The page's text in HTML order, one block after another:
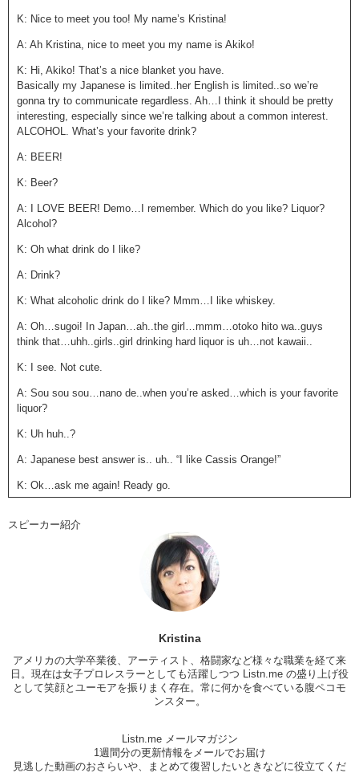
K: Nice to meet you too! My name’s Kristina!
A: Ah Kristina, nice to meet you my name is Akiko!
K: Hi, Akiko! That’s a nice blanket you have.
Basically my Japanese is limited..her English is limited..so we’re
gonna try to communicate regardless. Ah…I think it should be pretty
interesting, especially since we’re talking about a common interest.
ALCOHOL. What’s your favorite drink?
A: BEER!
K: Beer?
A: I LOVE BEER! Demo…I remember. Which do you like? Liquor?
Alcohol?
K: Oh what drink do I like?
A: Drink?
K: What alcoholic drink do I like? Mmm…I like whiskey.
A: Oh…sugoi! In Japan…ah..the girl…mmm…otoko hito wa..guys
think that…uhh..girls..girl drinking hard liquor is uh…not kawaii..
K: I see. Not cute.
A: Sou sou sou…nano de..when you’re asked…which is your favorite
liquor?
K: Uh huh..?
A: Japanese best answer is.. uh.. “I like Cassis Orange!”
K: Ok…ask me again! Ready go.
K: It’s interesting but I think it’s a little different in America. If a girl
can drink hard liquor they think.. “Oh she’s cool!”
K: “I can talk to her!”
A: I love..I love alcohol…So..I do..I did many…shippai. ..Fai…fails.
A: Fails. For example…I sleep..slip slipped?
スピーカー紹介
Kristina
アメリカの大学卒業後、アーティスト、格闘家など様々な職業を経て来
日。現在は女子プロレスラーとしても活躍しつつ Listn.me の盛り上げ役
として笑顔とユーモアを振りまく存在。常に何かを食べている腹ペコモ
ンスター。
Listn.me メールマガジン
1週間分の更新情報をメールでお届け
見逃した動画のおさらいや、まとめて復習したいときなどに役立てくだ